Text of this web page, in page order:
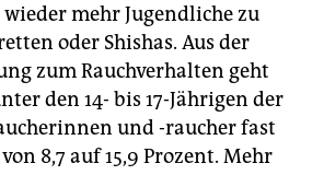
mehr Jugendliche zu
oder Shishas. Aus der
zum Rauchverhalten geht
den 14- bis 17-Jährigen der
und -raucher fast
8,7 auf 15,9 Prozent. Mehr